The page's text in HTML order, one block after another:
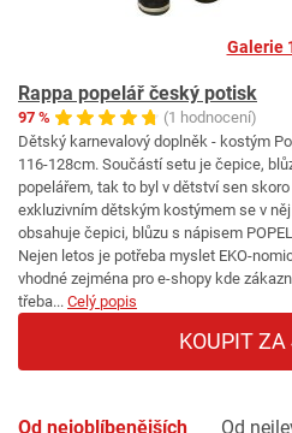
Galerie
Rappa popelář český potisk
97 %
(1 hodnocení)
Dětský karnevalový doplněk - kostým
116-128cm. Součástí setu je čepice,
popelářem, tak to byl v dětství sen
exkluzivním dětským kostýmem se v
obsahuje čepici, blůzu s nápisem
Nejen letos je potřeba myslet EKO-
vhodné zejména pro e-shopy kde
třeba... Celý popis
KOUPIT ZA
Od nejoblíbenějších Od